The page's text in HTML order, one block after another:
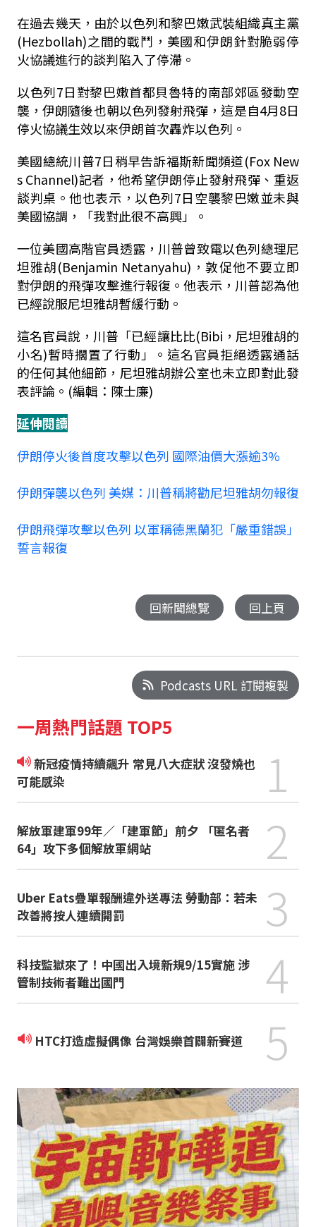
在過去幾天，由於以色列和黎巴嫩武裝組織真主黨
(Hezbollah)之間的戰鬥，美國和伊朗針對脆弱停
火協議進行的談判陷入了停滯。
以色列7日對黎巴嫩首都貝魯特的南部郊區發動空
襲，伊朗隨後也朝以色列發射飛彈，這是自4月8日
停火協議生效以來伊朗首次轟炸以色列。
美國總統川普7日稍早告訴福斯新聞頻道(Fox New
s Channel)記者，他希望伊朗停止發射飛彈、重返
談判桌。他也表示，以色列7日空襲黎巴嫩並未與
美國協調，「我對此很不高興」。
一位美國高階官員透露，川普曾致電以色列總理尼
坦雅胡(Benjamin Netanyahu)，敦促他不要立即
對伊朗的飛彈攻擊進行報復。他表示，川普認為他
已經說服尼坦雅胡暫緩行動。
這名官員說，川普「已經讓比比(Bibi，尼坦雅胡的
小名)暫時擱置了行動」。這名官員拒絕透露通話
的任何其他細節，尼坦雅胡辦公室也未立即對此發
表評論。(編輯：陳士廉)
延伸閱讀
伊朗停火後首度攻擊以色列 國際油價大漲逾3%
伊朗彈襲以色列 美媒：川普稱將勸尼坦雅胡勿報復
伊朗飛彈攻擊以色列 以軍稱德黑蘭犯「嚴重錯誤」
誓言報復
回新聞總覽 回上頁
Podcasts URL 訂閱複製
一周熱門話題 TOP5
新冠疫情持續飆升 常見八大症狀 沒發燒也
可能感染
1
解放軍建軍99年／「建軍節」前夕 「匿名者
64」攻下多個解放軍網站
2
Uber Eats疊單報酬違外送專法 勞動部：若未
改善將按人連續開罰
3
科技監獄來了！中國出入境新規9/15實施 涉
管制技術者難出國門
4
HTC打造虛擬偶像 台灣娛樂首闢新賽道 5